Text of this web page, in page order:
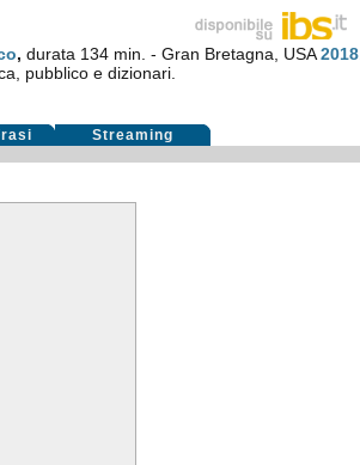
, durata 134 min. - Gran Bretagna, USA2018
pubblico e dizionari.
Streaming